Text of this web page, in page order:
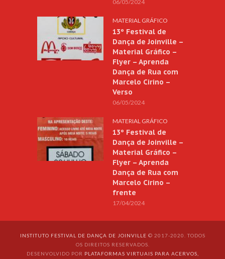
06/05/2024
MATERIAL GRÁFICO
13º Festival de
Dança de Joinville –
Material Gráfico –
Flyer – Aprenda
Dança de Rua com
Marcelo Cirino –
Verso
06/05/2024
MATERIAL GRÁFICO
13º Festival de
Dança de Joinville –
Material Gráfico –
Flyer – Aprenda
Dança de Rua com
Marcelo Cirino –
frente
17/04/2024
INSTITUTO FESTIVAL DE DANÇA DE JOINVILLE © 2017-2020. TODOS
OS DIREITOS RESERVADOS.
DESENVOLVIDO POR PLATAFORMAS VIRTUAIS PARA ACERVOS,